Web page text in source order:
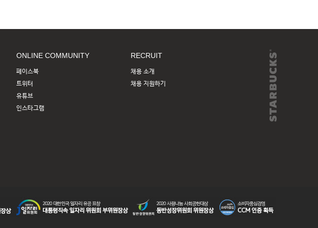
ONLINE COMMUNITY
페이스북
트위터
유튜브
인스타그램
RECRUIT
채용 소개
채용 지원하기